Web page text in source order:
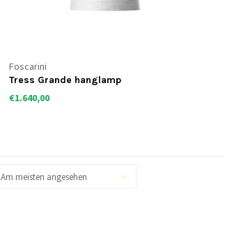
Foscarini
Tress Grande hanglamp
€1.640,00
Am meisten angesehen